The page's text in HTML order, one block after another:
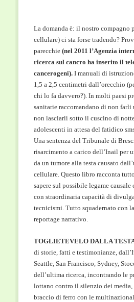
La domanda è: il nostro compagno
cellulare) ci sta forse tradendo?
parecchie (nel 2011 l’Agenzia
ricerca sul cancro ha inserito il
cancerogeni).I manuali di
1,5 a 2,5 centimetri dall’orecchio
chi lo fa davvero?). In molti paesi
sanitarie raccomandano di non farli
non lasciarli sotto il cuscino di
adolescenti in attesa del fatidico
Una sentenza del Tribunale di
risarcimento a carico dell’Inail per
da un tumore alla testa causato
cellulare. Questo libro racconta
sapere sul possibile legame
con straordinaria capacità di
tecnicismi. Tutto squadernato con
reportage narrativo.
TOGLIETEVELO DALLA
di storie, fatti e testimonianze,
Seattle, San Francisco, Sydney,
dell’ultima ricerca, incontrando le
lottano contro il silenzio dei media,
braccio di ferro con le